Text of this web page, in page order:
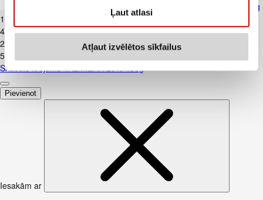
Ļaut atlasi
Atļaut izvēlētos sīkfailus
Skābais krējums VALMIERA 20% 450g
1
4,42€/kg
2
5,31€/kg
Skābais krējums VALMIERA 20% 450g
Pievienot
Iesakām ar